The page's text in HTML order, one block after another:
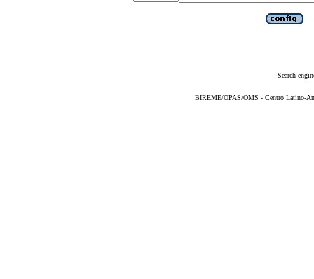
Search
BIREME/OPAS/OMS - Centro Latino-